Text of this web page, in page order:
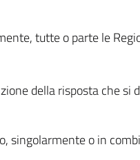
tutte o parte le
della risposta che
singolarmente o in